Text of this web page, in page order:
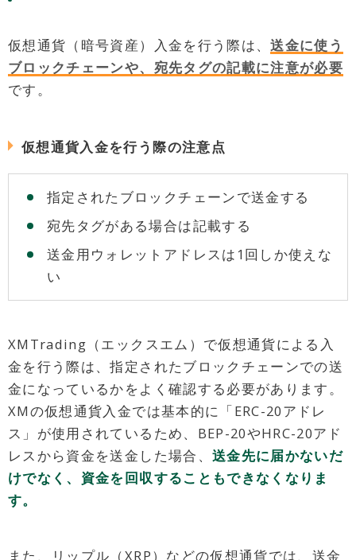
仮想通貨（暗号資産）入金を行う際は、送金に使う
ブロックチェーンや、宛先タグの記載に注意が必要
です。
仮想通貨入金を行う際の注意点
指定されたブロックチェーンで送金する
宛先タグがある場合は記載する
送金用ウォレットアドレスは1回しか使えな
い
XMTrading（エックスエム）で仮想通貨による入
金を行う際は、指定されたブロックチェーンでの送
金になっているかをよく確認する必要があります。
XMの仮想通貨入金では基本的に「ERC-20アドレ
ス」が使用されているため、BEP-20やHRC-20アド
レスから資金を送金した場合、 送金先に届かないだ
けでなく、資金を回収することもできなくなりま
す。
また、リップル（XRP）などの仮想通貨では、送金